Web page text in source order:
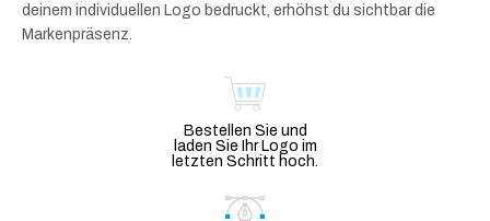
deinem individuellen Logo bedruckt, erhöhst du sichtbar die
Markenpräsenz.
Bestellen Sie und
laden Sie Ihr Logo im
letzten Schritt hoch.